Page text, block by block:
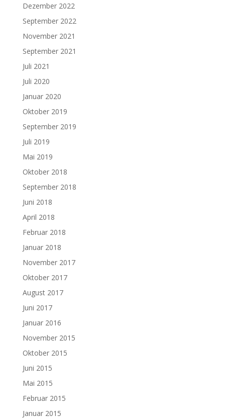
Dezember 2022
September 2022
November 2021
September 2021
Juli 2021
Juli 2020
Januar 2020
Oktober 2019
September 2019
Juli 2019
Mai 2019
Oktober 2018
September 2018
Juni 2018
April 2018
Februar 2018
Januar 2018
November 2017
Oktober 2017
August 2017
Juni 2017
Januar 2016
November 2015
Oktober 2015
Juni 2015
Mai 2015
Februar 2015
Januar 2015